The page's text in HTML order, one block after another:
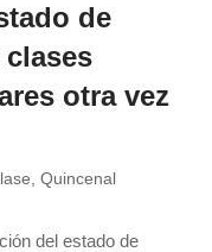
de
otra vez
, Quincenal
del estado de